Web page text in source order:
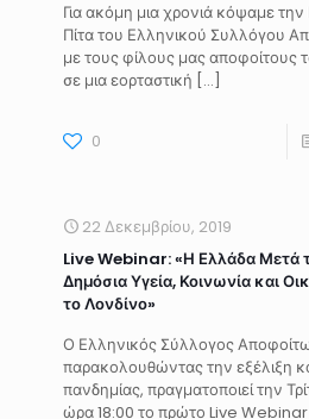
Για ακόμη μια χρονιά κόψαμε
Πίτα του Ελληνικού Συλλόγου
με τους φίλους μας
σε μια εορταστική […]
0
22 Δεκεμβρίου, 2019
Live Webinar: «Η Ελλάδα Μετά
Δημόσια Υγεία, Κοινωνία και
το Λονδίνο»
Ο Ελληνικός Σύλλογος
παρακολουθώντας την εξέλιξη
πανδημίας, πραγματοποιεί την
ώρα 18:00 το πρώτο Live